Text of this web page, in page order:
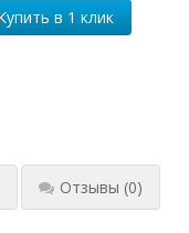
Отзывы (0)